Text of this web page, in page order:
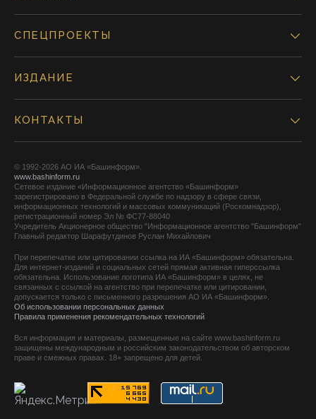
СПЕЦПРОЕКТЫ
ИЗДАНИЕ
КОНТАКТЫ
© 1992-2026 АО ИА «Башинформ».
www.bashinform.ru
Сетевое издание «Информационное агентство «Башинформ»
зарегистрировано в Федеральной службе по надзору в сфере связи,
информационных технологий и массовых коммуникаций (Роскомнадзор),
регистрационный номер Эл № ФС77-88040
Учредитель Акционерное общество "Информационное агентство "Башинформ"
Главный редактор Шарафутдинов Руслан Михайлович
При перепечатке или цитировании ссылка на ИА «Башинформ» обязательна.
Для интернет-изданий и социальных сетей прямая активная гиперссылка
обязательна. Использование логотипа ИА «Башинформ» в целях, не
связанных с ссылкой на агентство при перепечатке или цитировании,
допускается только с письменного разрешения АО ИА «Башинформ».
Об использовании персональных данных
Правила применения рекомендательных технологий
Вся информация и материалы, размещенные на сайте www.bashinform.ru
защищены международным и российским законодательством об авторском
праве и смежных правах. 18+ запрещено для детей.